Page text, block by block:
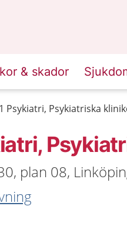
& skador
Psykiatri, Psykiatriska
plan 08,